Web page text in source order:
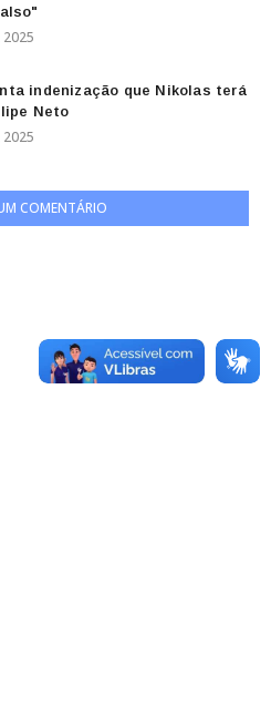
indenização que Nikolas terá
Neto
COMENTÁRIO